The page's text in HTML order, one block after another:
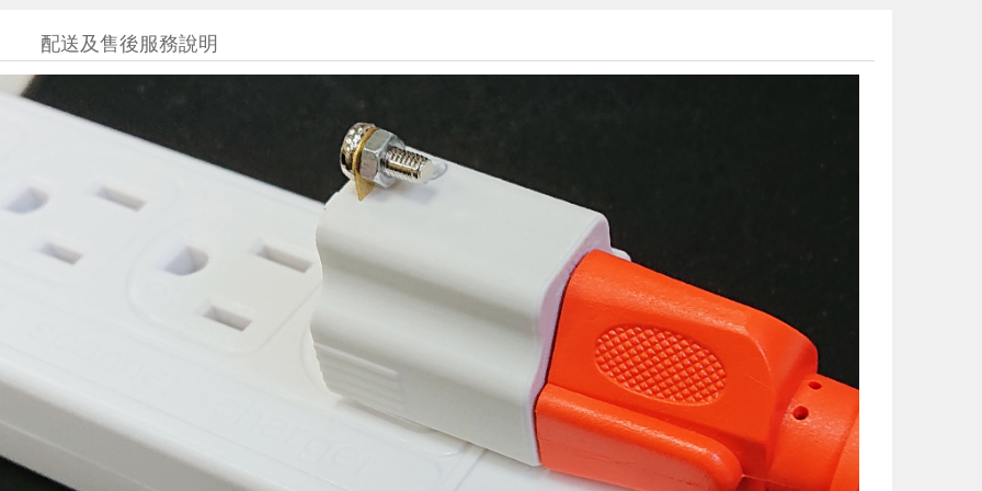
配送及售後服務說明